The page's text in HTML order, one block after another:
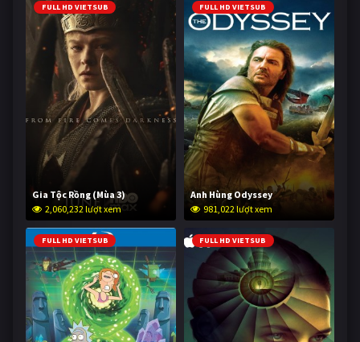
FULL HD VIETSUB
Gia Tộc Rồng (Mùa 3)
2,060,232 lượt xem
FULL HD VIETSUB
Anh Hùng Odyssey
981,022 lượt xem
FULL HD VIETSUB FULL HD VIETSUB